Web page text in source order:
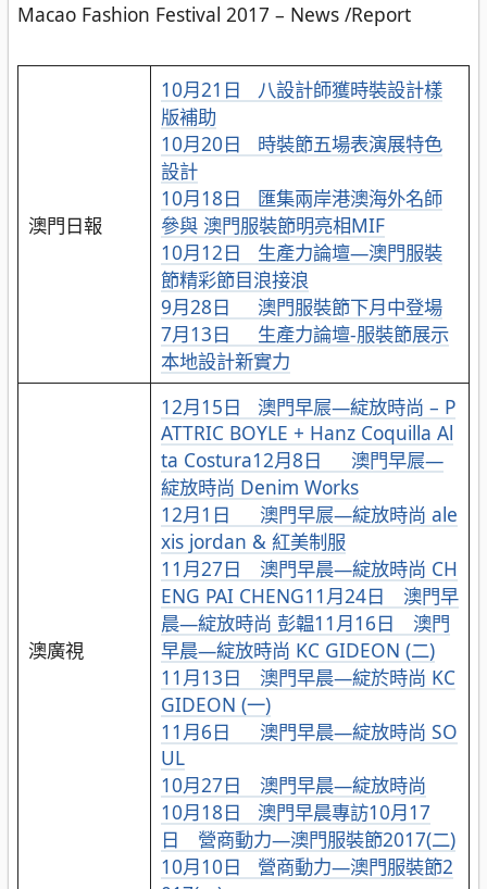
Macao Fashion Festival 2017 – News /Report
澳門日報
10月21日 八設計師獲時裝設計樣
版補助
10月20日 時裝節五場表演展特色
設計
10月18日 匯集兩岸港澳海外名師
參與 澳門服裝節明亮相MIF
10月12日 生產力論壇—澳門服裝
節精彩節目浪接浪
9月28日 澳門服裝節下月中登場
7月13日 生產力論壇-服裝節展示
本地設計新實力
澳廣視
12月15日 澳門早屒—綻放時尚 – P
ATTRIC BOYLE + Hanz Coquilla Al
ta Costura12月8日 澳門早屒—
綻放時尚 Denim Works
12月1日 澳門早屒—綻放時尚 ale
xis jordan & 紅美制服
11月27日 澳門早晨—綻放時尚 CH
ENG PAI CHENG11月24日 澳門早
晨—綻放時尚 彭韞11月16日 澳門
早晨—綻放時尚 KC GIDEON (二)
11月13日 澳門早晨—綻於時尚 KC
GIDEON (一)
11月6日 澳門早晨—綻放時尚 SO
UL
10月27日 澳門早晨—綻放時尚
10月18日 澳門早晨專訪10月17
日 營商動力—澳門服裝節2017(二)
10月10日 營商動力—澳門服裝節2